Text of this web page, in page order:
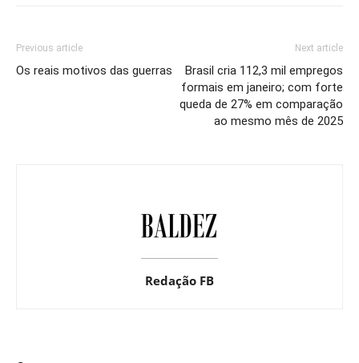
Previous article
Os reais motivos das guerras
Next article
Brasil cria 112,3 mil empregos
formais em janeiro; com forte
queda de 27% em comparação
ao mesmo mês de 2025
Redação FB